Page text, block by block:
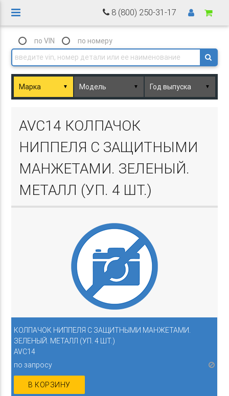
8 (800) 250-31-17
по VIN по номеру
▼ ▼ ▼
AVC14 КОЛПАЧОК
НИППЕЛЯ С ЗАЩИТНЫМИ
МАНЖЕТАМИ. ЗЕЛЕНЫЙ.
МЕТАЛЛ (УП. 4 ШТ.)
КОЛПАЧОК НИППЕЛЯ С ЗАЩИТНЫМИ МАНЖЕТАМИ.
ЗЕЛЕНЫЙ. МЕТАЛЛ (УП. 4 ШТ.)
AVC14
по запросу
В КОРЗИНУ